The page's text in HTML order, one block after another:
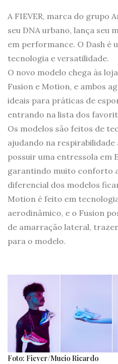
A FIEVER, marca do grupo
seu DNA urbano, lança seu
em performance. O Dash é
tecnologia e versatilidade.
O novo modelo chega às
Fusion e Motion, e ambos
ideais para práticas de
entrando na lista dos
Os modelos são feitos de
ajudando na respirabilidade
possuir uma entressola em
garantindo muito conforto
diferencial dos modelos
Motion é feito em
aerodinâmico, e o Fusion
de amarração lateral,
para o modelo.
Foto: Fiever/Mucio Ricardo